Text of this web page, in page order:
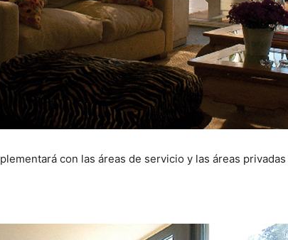
con las áreas de servicio y las áreas